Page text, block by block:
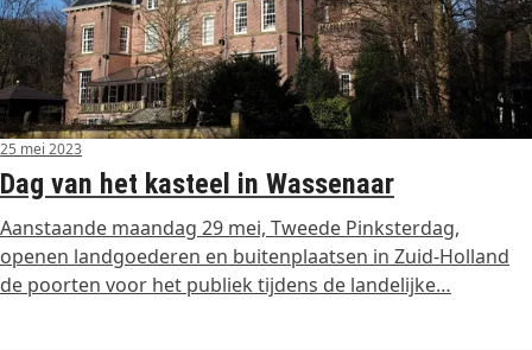
25 mei 2023
Dag van het kasteel in Wassenaar
Aanstaande maandag 29 mei, Tweede Pinksterdag,
openen landgoederen en buitenplaatsen in Zuid-Holland
de poorten voor het publiek tijdens de landelijke…